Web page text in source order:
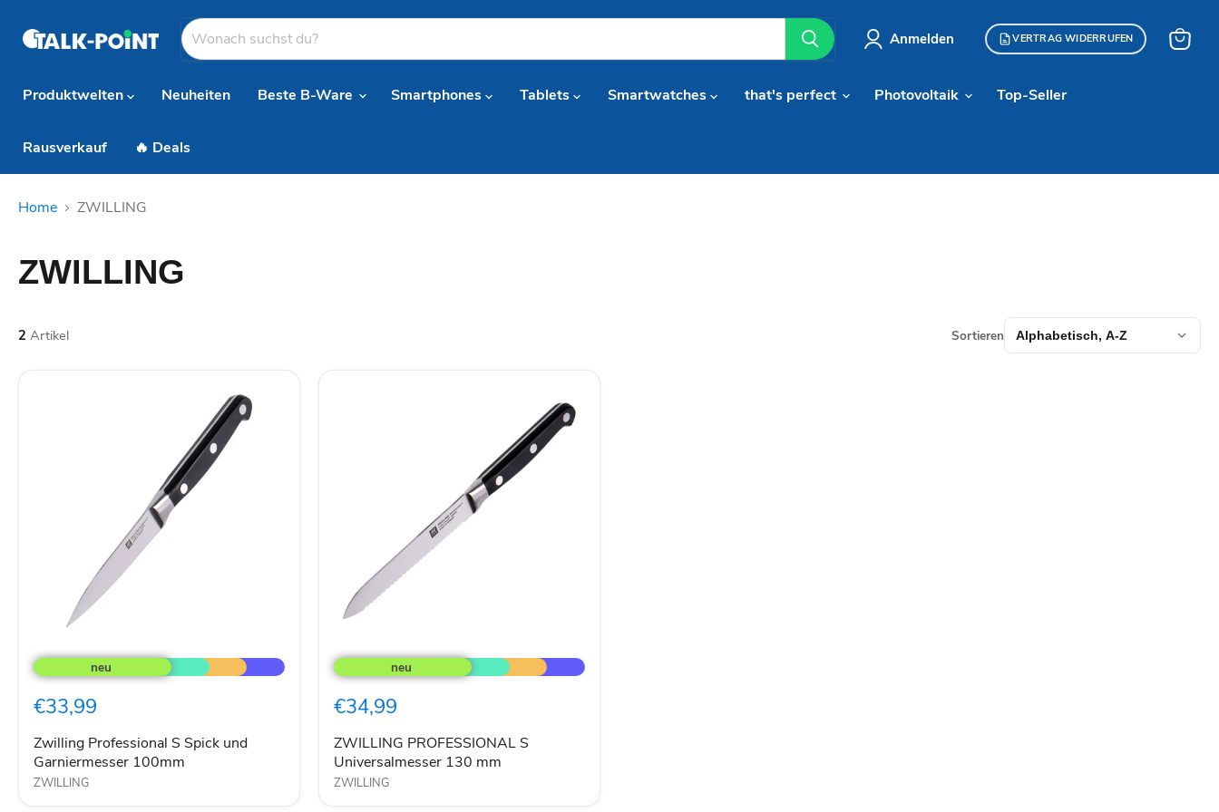
Anmelden VERTRAG WIDERRUFEN
Produktwelten
Neuheiten Beste B-Ware Smartphones Tablets Smartwatches that's perfect Photovoltaik Top-Seller
Rausverkauf 🔥 Deals
Home ZWILLING
ZWILLING
2 Artikel Sortieren
Professional
S
und
100mm
€33,99
Zwilling Professional S Spick und
Garniermesser 100mm
ZWILLING
PROFESSIONAL
S
130
€34,99
ZWILLING PROFESSIONAL S
Universalmesser 130 mm
ZWILLING